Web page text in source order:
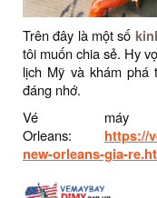
Trên đây là một số
tôi muốn chia sẻ. Hy
lịch Mỹ và khám phá
đáng nhớ.
Vé
Orleans: https://
new-orleans-gia-